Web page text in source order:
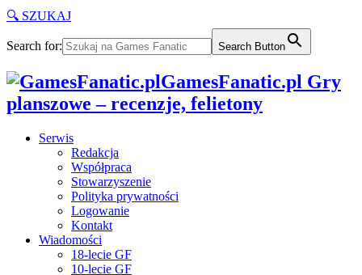
🔍 SZUKAJ
Search for: Search Button
GamesFanatic.pl Gry
planszowe – recenzje, felietony
Serwis
Redakcja
Współpraca
Stowarzyszenie
Polityka prywatności
Logowanie
Kontakt
Wiadomości
18-lecie GF
10-lecie GF